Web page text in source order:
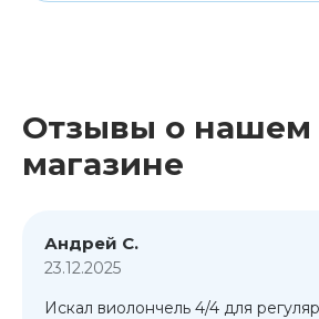
Отзывы о нашем
магазине
Андрей С.
23.12.2025
Искал виолончель 4/4 для